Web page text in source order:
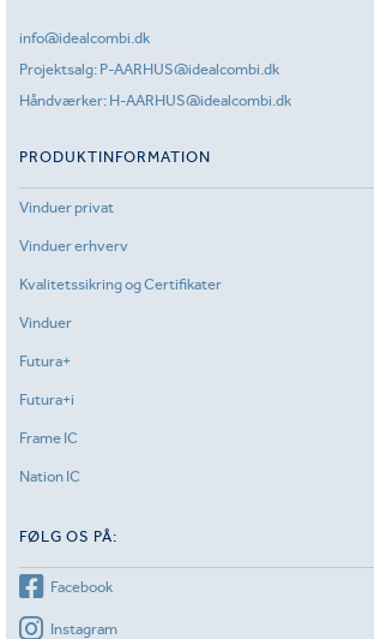
info@idealcombi.dk
Projektsalg: P-AARHUS@idealcombi.dk
Håndværker: H-AARHUS@idealcombi.dk
PRODUKTINFORMATION
Vinduer privat
Vinduer erhverv
Kvalitetssikring og Certifikater
Vinduer
Futura+
Futura+i
Frame IC
Nation IC
FØLG OS PÅ:
Facebook
Instagram